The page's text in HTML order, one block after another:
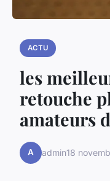
ACTU
les
retouche
amateurs
A admin18